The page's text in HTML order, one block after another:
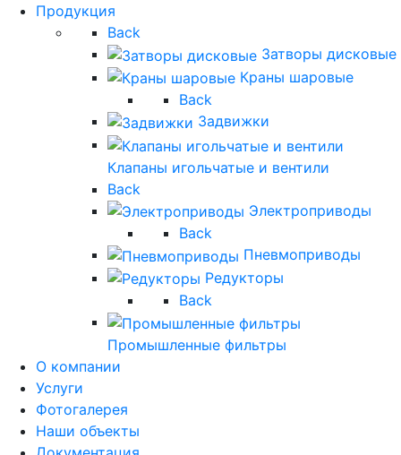
Продукция
Back
Затворы дисковые
Краны шаровые
Back
Задвижки
Клапаны игольчатые и вентили
Back
Электроприводы
Back
Пневмоприводы
Редукторы
Back
Промышленные фильтры
О компании
Услуги
Фотогалерея
Наши объекты